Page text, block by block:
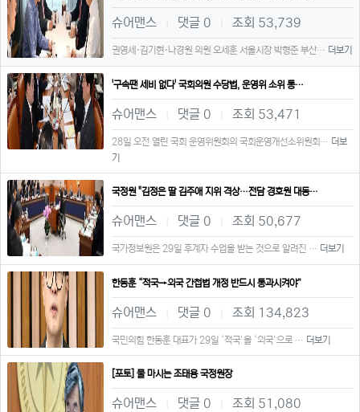
슈어맨스 댓글 0 조회 53,739
권영세·김기현·나경원 의원 오세훈 서울시장 박형준 부산… 더보기
'구속땐 세비 없다' 국회의원 수당법, 운영위 소위 통…
슈어맨스 댓글 0 조회 53,471
28일 오전 열린 국회 운영위원회의 국회운영개선소위원회… 더보
기
국정원 "김정은 딸 김주애 지위 격상…전담 경호원 대동…
슈어맨스 댓글 0 조회 50,677
국가정보원은 29일 후계자 수업을 받는 것으로 알려진 … 더보기
한동훈 “적국→외국 간첩법 개정 반드시 통과시켜야”
슈어맨스 댓글 0 조회 134,823
국민의힘 한동훈 대표가 29일 ‘적국’을 ‘외국’으로 … 더보기
[포토] 물 마시는 조태용 국정원장
슈어맨스 댓글 0 조회 51,080